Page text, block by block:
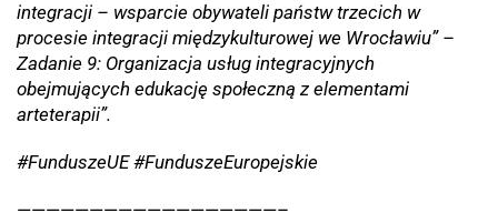
integracji – wsparcie obywateli państw trzecich w
procesie integracji międzykulturowej we Wrocławiu” –
Zadanie 9: Organizacja usług integracyjnych
obejmujących edukację społeczną z elementami
arteterapii”.
#FunduszeUE #FunduszeEuropejskie